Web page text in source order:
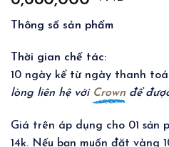
Thông số sản phẩm
Thời gian chế tác:
10 ngày kể từ ngày thanh
lòng liên hệ với Crownđể
Giá trên áp dụng cho 01 sản
14k. Nếu bạn muốn đặt vàng